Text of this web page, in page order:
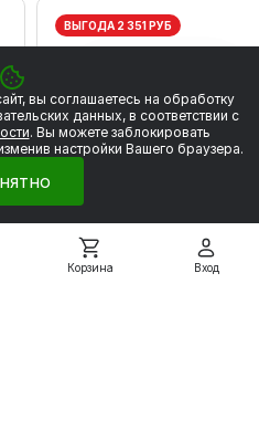
Корзина Вход
ВЫГОДА 2 351 РУБ
Электродвигатели WEG
вы соглашаетесь на обработку
данных, в соответствии с
. Вы можете заблокировать
настройки Вашего браузера.